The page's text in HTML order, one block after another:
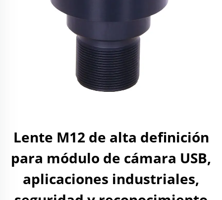
Lente M12 de alta definición
para módulo de cámara USB,
aplicaciones industriales,